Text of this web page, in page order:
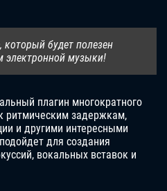
будет полезен
музыки!
плагин многократного
ритмическим задержкам,
и другими интересными
для создания
вокальных вставок и